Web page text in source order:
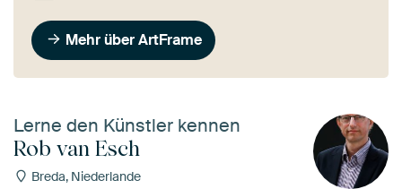
Mehr über ArtFrame
Lerne den Künstler kennen
Rob van Esch
Breda, Niederlande